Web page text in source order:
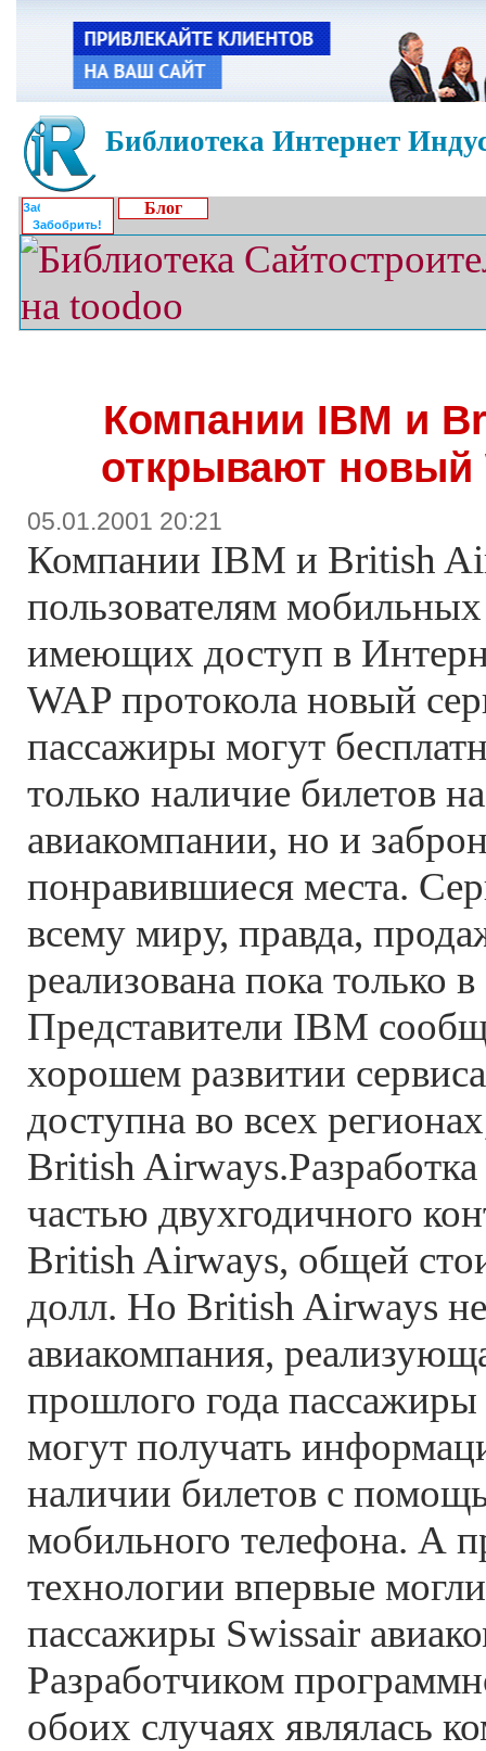
Библиотека Интернет
Забобрить!
Блог
Компании IBM и
открывают новый
05.01.2001 20:21
Компании IBM и British
пользователям
имеющих доступ в
WAP протокола новый
пассажиры могут
только наличие билетов
авиакомпании, но и
понравившиеся места.
всему миру, правда,
реализована пока только
Представители IBM
хорошем развитии
доступна во всех
British
частью двухгодичного
British Airways, общей
долл. Но British Airways
авиакомпания,
прошлого года
могут получать
наличии билетов с
мобильного телефона. А
технологии впервые
пассажиры Swissair
Разработчиком
обоих случаях являлась